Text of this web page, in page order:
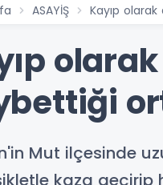
ASAYİŞ Kayıp
Mut ilçesinde
kaza geçirip